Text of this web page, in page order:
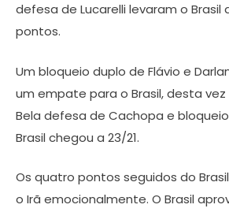
defesa de Lucarelli levaram o Brasil
pontos.
Um bloqueio duplo de Flávio e
um empate para o Brasil, desta vez
Bela defesa de Cachopa e
Brasil chegou a 23/21.
Os quatro pontos seguidos do
o Irã emocionalmente. O Brasil